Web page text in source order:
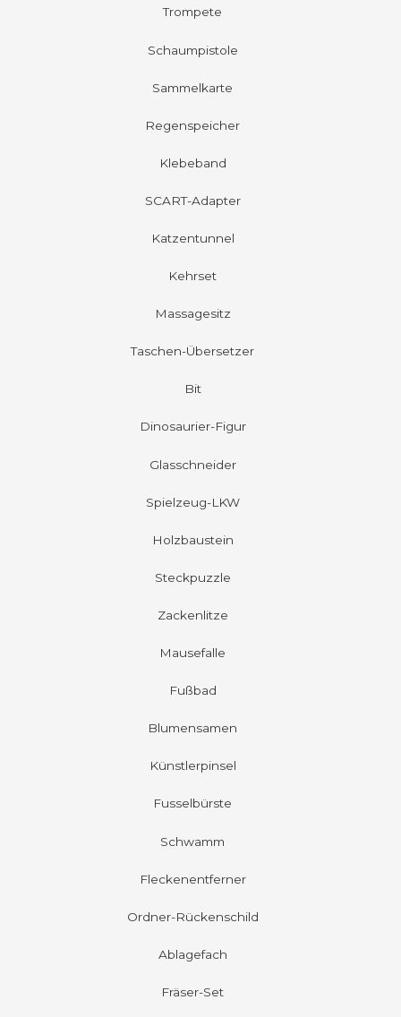
Trompete
Schaumpistole
Sammelkarte
Regenspeicher
Klebeband
SCART-Adapter
Katzentunnel
Kehrset
Massagesitz
Taschen-Übersetzer
Bit
Dinosaurier-Figur
Glasschneider
Spielzeug-LKW
Holzbaustein
Steckpuzzle
Zackenlitze
Mausefalle
Fußbad
Blumensamen
Künstlerpinsel
Fusselbürste
Schwamm
Fleckenentferner
Ordner-Rückenschild
Ablagefach
Fräser-Set